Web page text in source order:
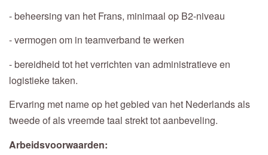
- beheersing van het Frans, minimaal op B2-niveau
- vermogen om in teamverband te werken
- bereidheid tot het verrichten van administratieve en
logistieke taken.
Ervaring met name op het gebied van het Nederlands als
tweede of als vreemde taal strekt tot aanbeveling.
Arbeidsvoorwaarden: